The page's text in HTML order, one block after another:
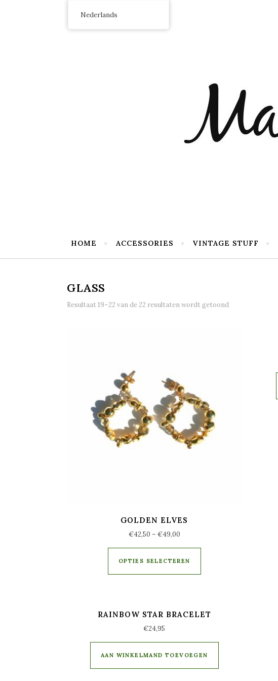
HOME ACCESSORIES VINTAGE STUFF
GLASS
Resultaat 19–22 van de 22 resultaten wordt getoond
GOLDEN ELVES
€42,50 – €49,00
OPTIES SELECTEREN
RAINBOW STAR BRACELET
€24,95
AAN WINKELMAND TOEVOEGEN
Nederlands